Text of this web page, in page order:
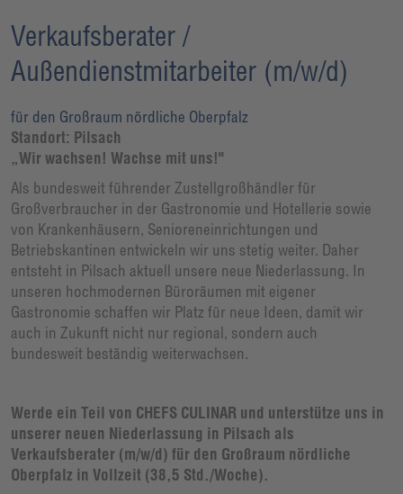
Verkaufsberater /
Außendienstmitarbeiter (m/w/d)
für den Großraum nördliche Oberpfalz
Standort: Pilsach
„Wir wachsen! Wachse mit uns!"
Als bundesweit führender Zustellgroßhändler für
Großverbraucher in der Gastronomie und Hotellerie sowie
von Krankenhäusern, Senioreneinrichtungen und
Betriebskantinen entwickeln wir uns stetig weiter. Daher
entsteht in Pilsach aktuell unsere neue Niederlassung. In
unseren hochmodernen Büroräumen mit eigener
Gastronomie schaffen wir Platz für neue Ideen, damit wir
auch in Zukunft nicht nur regional, sondern auch
bundesweit beständig weiterwachsen.
​Werde ein Teil von CHEFS CULINAR und unterstütze uns in
unserer neuen Niederlassung in Pilsach als
Verkaufsberater (m/w/d) für den Großraum nördliche
Oberpfalz in Vollzeit (38,5 Std./Woche).